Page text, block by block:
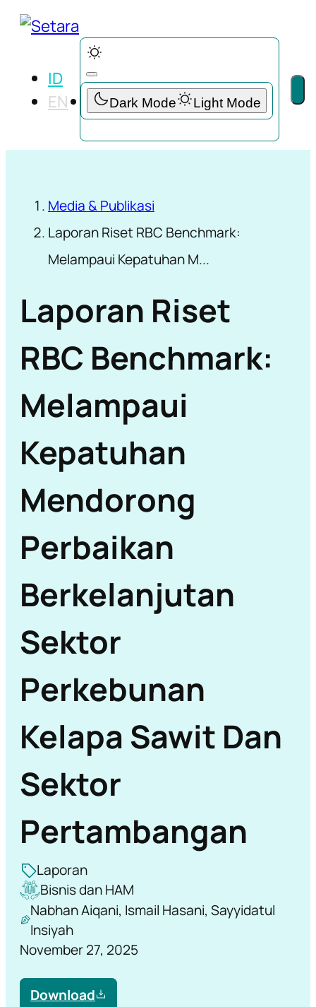
ID
EN
Media & Publikasi
Laporan Riset RBC Benchmark:
Melampaui Kepatuhan M...
Laporan Riset
RBC Benchmark:
Melampaui
Kepatuhan
Mendorong
Perbaikan
Berkelanjutan
Sektor
Perkebunan
Kelapa Sawit Dan
Sektor
Pertambangan
Laporan
Bisnis dan HAM
Nabhan Aiqani, Ismail Hasani, Sayyidatul
Insiyah
November 27, 2025
Download